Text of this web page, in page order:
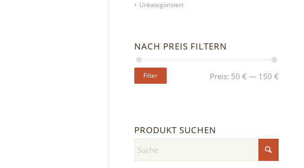
Unkategorisiert
NACH PREIS FILTERN
Filter Preis: 50 € — 150 €
PRODUKT SUCHEN